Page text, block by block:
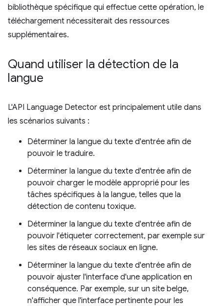
bibliothèque spécifique qui effectue cette opération, le
téléchargement nécessiterait des ressources
supplémentaires.
Quand utiliser la détection de la
langue
L'API Language Detector est principalement utile dans
les scénarios suivants :
Déterminer la langue du texte d'entrée afin de
pouvoir le traduire.
Déterminer la langue du texte d'entrée afin de
pouvoir charger le modèle approprié pour les
tâches spécifiques à la langue, telles que la
détection de contenu toxique.
Déterminer la langue du texte d'entrée afin de
pouvoir l'étiqueter correctement, par exemple sur
les sites de réseaux sociaux en ligne.
Déterminer la langue du texte d'entrée afin de
pouvoir ajuster l'interface d'une application en
conséquence. Par exemple, sur un site belge,
n'afficher que l'interface pertinente pour les